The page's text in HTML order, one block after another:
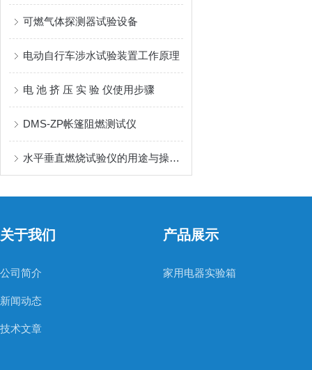
可燃气体探测器试验设备
电动自行车涉水试验装置工作原理
电 池 挤 压 实 验 仪使用步骤
DMS-ZP帐篷阻燃测试仪
水平垂直燃烧试验仪的用途与操作步骤
关于我们
公司简介
新闻动态
技术文章
产品展示
家用电器实验箱